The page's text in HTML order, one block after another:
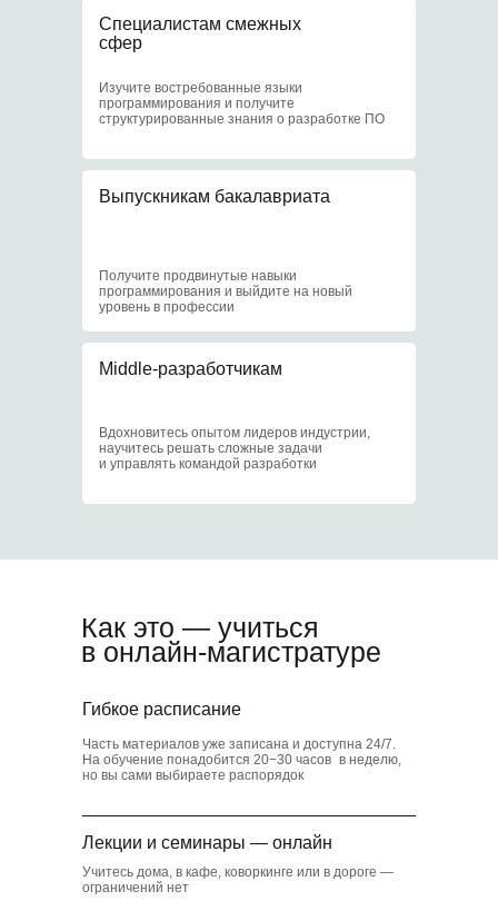
Выпускникам бакалавриата
Получите продвинутые навыки
программирования и выйдите на новый
уровень в профессии
Специалистам смежных
сфер
Изучите востребованные языки
программирования и получите
структурированные знания о разработке ПО
Middle-разработчикам
Вдохновитесь опытом лидеров индустрии,
научитесь решать сложные задачи
и управлять командой разработки
Как это — учиться
в онлайн-магистратуре
Гибкое расписание
Часть материалов уже записана и доступна 24/7.
На обучение понадобится 20−30 часов в неделю,
но вы сами выбираете распорядок
Лекции и семинары — онлайн
Учитесь дома, в кафе, коворкинге или в дороге —
ограничений нет
Отсрочка
от армии
Доступ к научным
Коворкинг для